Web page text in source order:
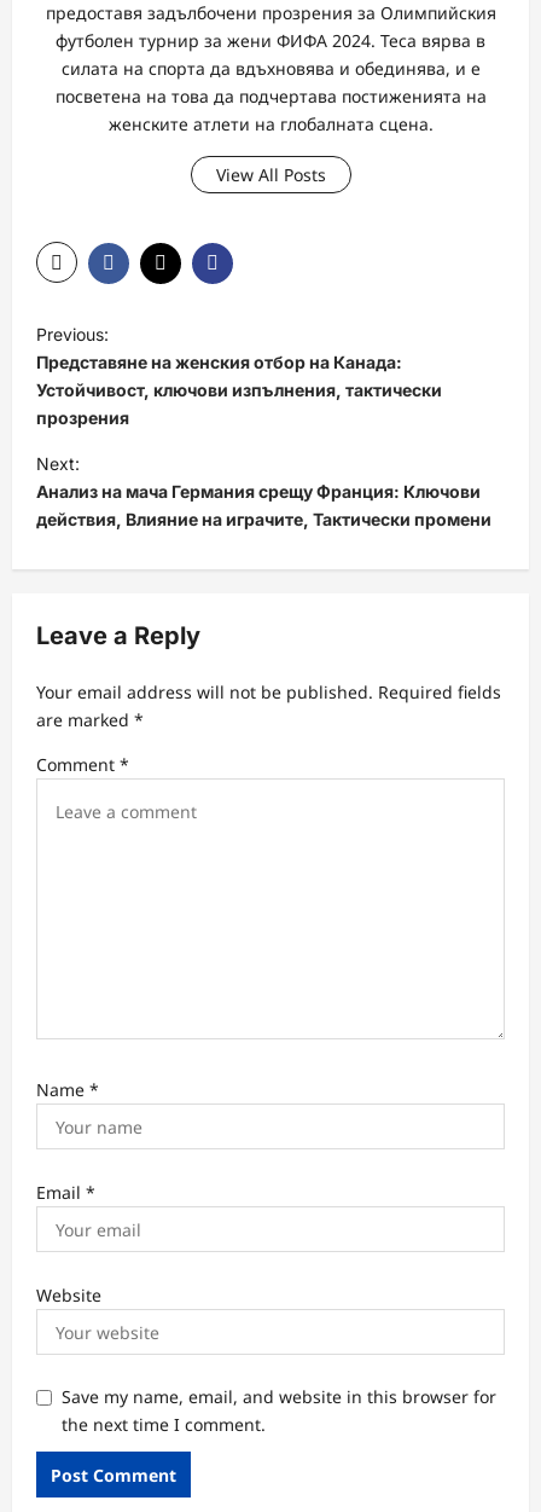
предоставя задълбочени прозрения за Олимпийския
футболен турнир за жени ФИФА 2024. Теса вярва в
силата на спорта да вдъхновява и обединява, и е
посветена на това да подчертава постиженията на
женските атлети на глобалната сцена.
View All Posts
P
o
s
t
n
a
g
t
i
o
Previous:
Представяне на женския отбор на Канада:
Устойчивост, ключови изпълнения, тактически
прозрения
Next:
Анализ на мача Германия срещу Франция: Ключови
действия, Влияние на играчите, Тактически промени
Leave a Reply
Your email address will not be published. Required fields
are marked *
Comment *
Name *
Email *
Website
Save my name, email, and website in this browser for
the next time I comment.